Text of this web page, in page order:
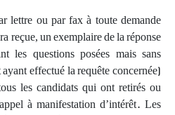
lettre ou par fax à toute demande
reçue, un exemplaire de la réponse
les questions posées mais sans
effectué la requête concernée)
les candidats qui ont retirés ou
à manifestation d’intérêt. Les